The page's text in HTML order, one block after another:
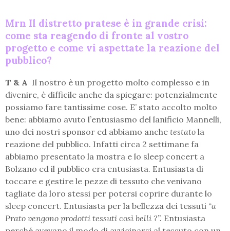
Mrn Il distretto pratese è in grande crisi:
come sta reagendo di fronte al vostro
progetto e come vi aspettate la reazione del
pubblico?
T & A Il nostro è un progetto molto complesso e in
divenire, è difficile anche da spiegare: potenzialmente
possiamo fare tantissime cose. E’ stato accolto molto
bene: abbiamo avuto l’entusiasmo del lanificio Mannelli,
uno dei nostri sponsor ed abbiamo anche testato la
reazione del pubblico. Infatti circa 2 settimane fa
abbiamo presentato la mostra e lo sleep concert a
Bolzano ed il pubblico era entusiasta. Entusiasta di
toccare e gestire le pezze di tessuto che venivano
tagliate da loro stessi per potersi coprire durante lo
sleep concert. Entusiasta per la bellezza dei tessuti “a
Prato vengono prodotti tessuti così belli ?”. Entusiasta